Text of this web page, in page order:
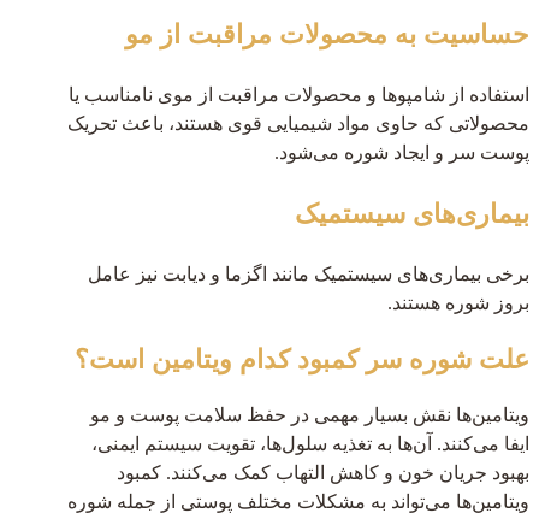
حساسیت به محصولات مراقبت از مو
استفاده از شامپوها و محصولات مراقبت از موی نامناسب یا
محصولاتی که حاوی مواد شیمیایی قوی هستند، باعث تحریک
پوست سر و ایجاد شوره می‌شود.
بیماری‌های سیستمیک
برخی بیماری‌های سیستمیک مانند اگزما و دیابت نیز عامل
بروز شوره هستند.
علت شوره سر کمبود کدام ویتامین است؟
ویتامین‌ها نقش بسیار مهمی در حفظ سلامت پوست و مو
ایفا می‌کنند. آن‌ها به تغذیه سلول‌ها، تقویت سیستم ایمنی،
بهبود جریان خون و کاهش التهاب کمک می‌کنند. کمبود
ویتامین‌ها می‌تواند به مشکلات مختلف پوستی از جمله شوره